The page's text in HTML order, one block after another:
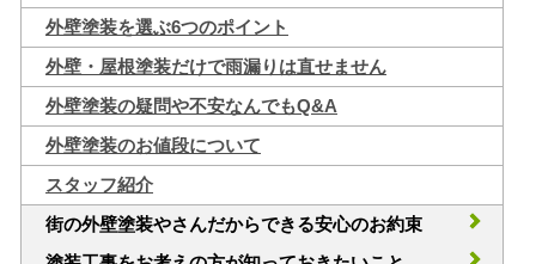
外壁塗装を選ぶ6つのポイント
外壁・屋根塗装だけで雨漏りは直せません
外壁塗装の疑問や不安なんでもQ&A
外壁塗装のお値段について
スタッフ紹介
街の外壁塗装やさんだからできる安心のお約束